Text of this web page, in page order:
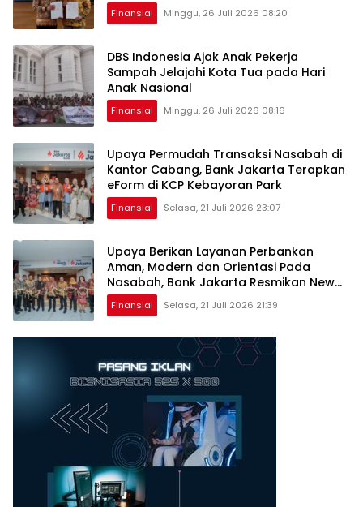
Finansial Minggu, 26 Juli 2026 08:20
DBS Indonesia Ajak Anak Pekerja
Sampah Jelajahi Kota Tua pada Hari
Anak Nasional
Finansial Minggu, 26 Juli 2026 08:16
Upaya Permudah Transaksi Nasabah di
Kantor Cabang, Bank Jakarta Terapkan
eForm di KCP Kebayoran Park
Finansial Selasa, 21 Juli 2026 23:07
Upaya Berikan Layanan Perbankan
Aman, Modern dan Orientasi Pada
Nasabah, Bank Jakarta Resmikan New
Look Branch KCP Kebayoran Park
Finansial Selasa, 21 Juli 2026 21:39